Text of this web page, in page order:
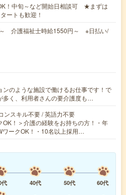
！中旬～など開始日相談可 ★まずは
ートも歓迎！
介護福祉士時給1550円～ ※日払い/
ンのような施設で働けるお仕事です！で
多く、利用者さんの要介護度も…
ンスキル不要 / 英語力不要
OK！＞介護の経験をお持ちの方！・年
ワークOK！・10名以上採用…
代 40代 50代
60代